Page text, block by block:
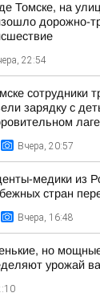
Томске, на
дорожно-
22:54
сотрудники
зарядку с
Вчера, 20:57
медики из
стран
Вчера, 16:48
но
урожай